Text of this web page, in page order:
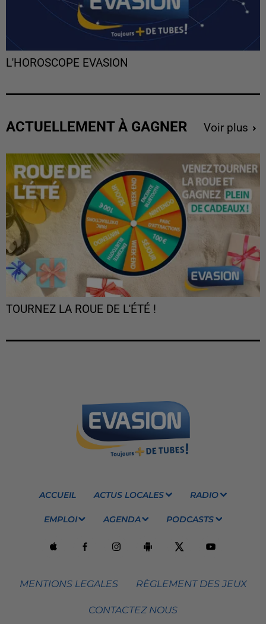
L'HOROSCOPE EVASION
ACTUELLEMENT À GAGNER Voir plus
TOURNEZ LA ROUE DE L'ÉTÉ !
ACCUEIL ACTUS LOCALES RADIO
EMPLOI AGENDA PODCASTS
MENTIONS LEGALES RÈGLEMENT DES JEUX
CONTACTEZ NOUS